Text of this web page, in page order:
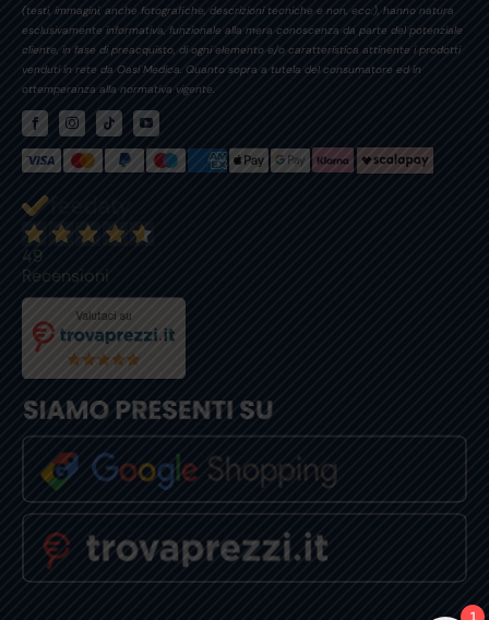
(testi, immagini, anche fotografiche, descrizioni tecniche e non, ecc.), hanno natura
esclusivamente informativa, funzionale alla mera conoscenza da parte del potenziale
cliente, in fase di preacquisto, di ogni elemento e/o caratteristica attinente i prodotti
venduti in rete da Oasi Medica. Quanto sopra a tutela del consumatore ed in
ottemperanza alla normativa vigente.
49
Recensioni